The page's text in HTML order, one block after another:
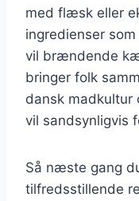
med flæsk eller
ingredienser
vil brændende
bringer folk
dansk madkultur
vil sandsynligvis
Så næste gang
tilfredsstillende